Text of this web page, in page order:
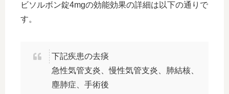
ビソルボン錠4mgの効能効果の詳細は以下の通りで
す。
下記疾患の去痰
急性気管支炎、慢性気管支炎、肺結核、
塵肺症、手術後